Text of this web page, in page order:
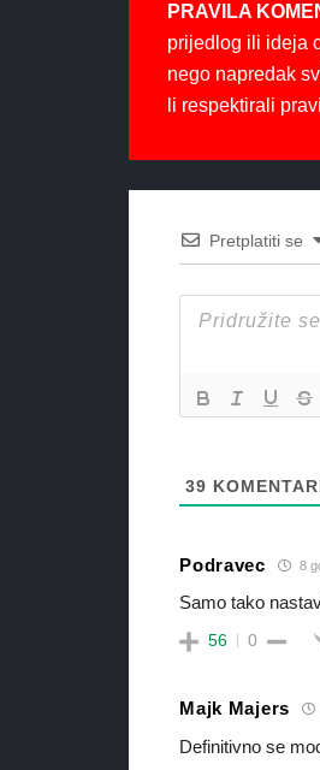
PRAVILA
prijedlog ili ideja
nego napredak
li respektirali
Pretplatiti se
39
Podravec 8
Samo tako
56 0
Majk Majers
Definitivno se